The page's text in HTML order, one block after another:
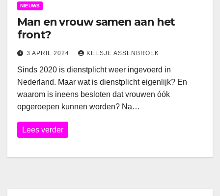
NIEUWS
Man en vrouw samen aan het
front?
3 APRIL 2024 KEESJE ASSENBROEK
Sinds 2020 is dienstplicht weer ingevoerd in
Nederland. Maar wat is dienstplicht eigenlijk? En
waarom is ineens besloten dat vrouwen óók
opgeroepen kunnen worden? Na…
Lees verder